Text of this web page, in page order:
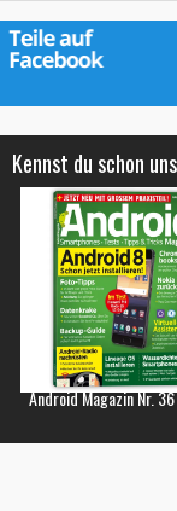
Kennst du schon
Android Magazin Nr. 36